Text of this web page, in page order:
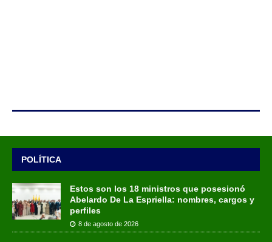
POLÍTICA
Estos son los 18 ministros que posesionó
Abelardo De La Espriella: nombres, cargos y
perfiles
8 de agosto de 2026